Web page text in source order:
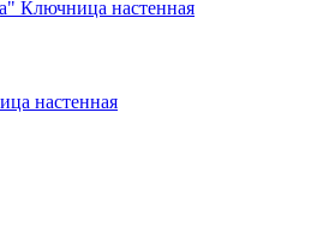
Ключница настенная
настенная